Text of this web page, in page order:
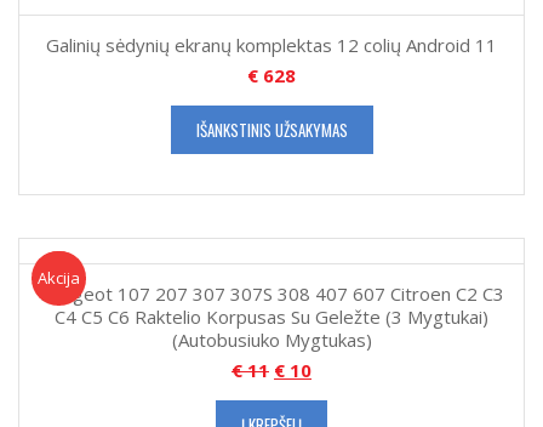
Galinių sėdynių ekranų komplektas 12 colių Android 11
€ 628
IŠANKSTINIS UŽSAKYMAS
Akcija
Akcija!
Peugeot 107 207 307 307S 308 407 607 Citroen C2 C3
C4 C5 C6 Raktelio Korpusas Su Geležte (3 Mygtukai)
(Autobusiuko Mygtukas)
€11 € 10